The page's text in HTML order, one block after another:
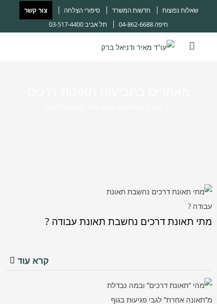
שאלות נפוצות חדשות המשרד סיפורי הצלחה
צור קשר
חיפה 04-862-6688 תל אביב03-517-4400
מתי תאונת דרכים נחשבת
מתי תאונת דרכים נחשבת תאונת עבודה ?
קרא עוד